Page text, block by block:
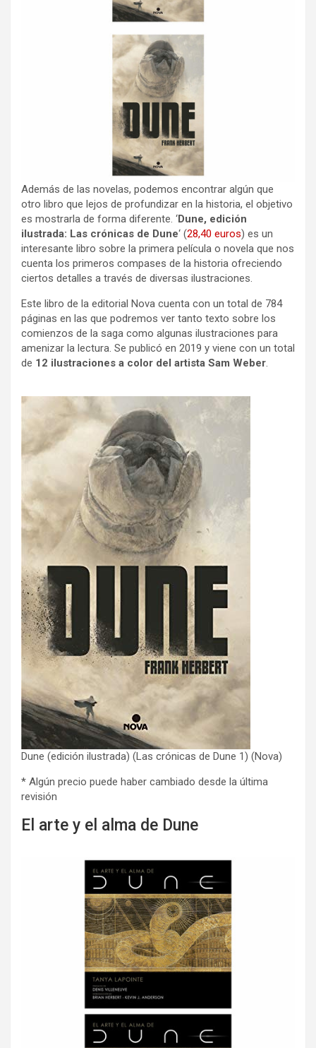
Además de las novelas, podemos encontrar algún que
otro libro que lejos de profundizar en la historia, el objetivo
es mostrarla de forma diferente. ‘Dune, edición
ilustrada: Las crónicas de Dune‘ (28,40 euros) es un
interesante libro sobre la primera película o novela que nos
cuenta los primeros compases de la historia ofreciendo
ciertos detalles a través de diversas ilustraciones.
Este libro de la editorial Nova cuenta con un total de 784
páginas en las que podremos ver tanto texto sobre los
comienzos de la saga como algunas ilustraciones para
amenizar la lectura. Se publicó en 2019 y viene con un total
de 12 ilustraciones a color del artista Sam Weber.
Dune (edición ilustrada) (Las crónicas de Dune 1) (Nova)
* Algún precio puede haber cambiado desde la última
revisión
El arte y el alma de Dune